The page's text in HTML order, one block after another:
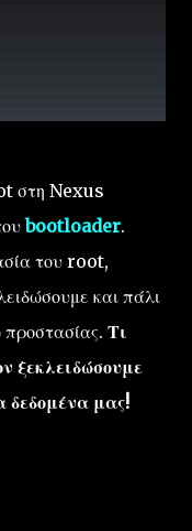
στη Nexus
bootloader.
του root,
και πάλι
Τι
ξεκλειδώσουμε
δεδομένα μας!